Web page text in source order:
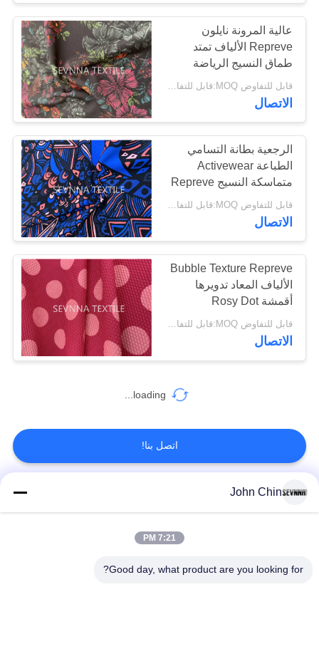
عالية المرونة نايلون
Repreve الألياف تمتد
طماق النسيج الرياضة
ارتداء الترفيه في الهواء
الطلق
الاتصال
الرجعية بطانة التسامي
الطباعة Activewear
متماسكة النسيج Repreve
السيدات رياضة الجسم
يصل
قابل للتفاوض MOQ:قابل للتفاوض
الاتصال
Bubble Texture Repreve
الألياف المعاد تدويرها
أقمشة Rosy Dot
قابل للتفاوض MOQ:قابل للتفاوض
الاتصال
loading...
اتصل بنا!
فئات شعبية
تدويرها
تدويرها
John Chin
7:21 PM
Good day, what product are you looking for?